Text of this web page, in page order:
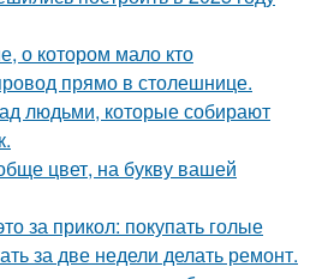
о котором мало кто
прямо в столешнице.
людьми, которые собирают
цвет, на букву вашей
за прикол: покупать голые
за две недели делать ремонт.